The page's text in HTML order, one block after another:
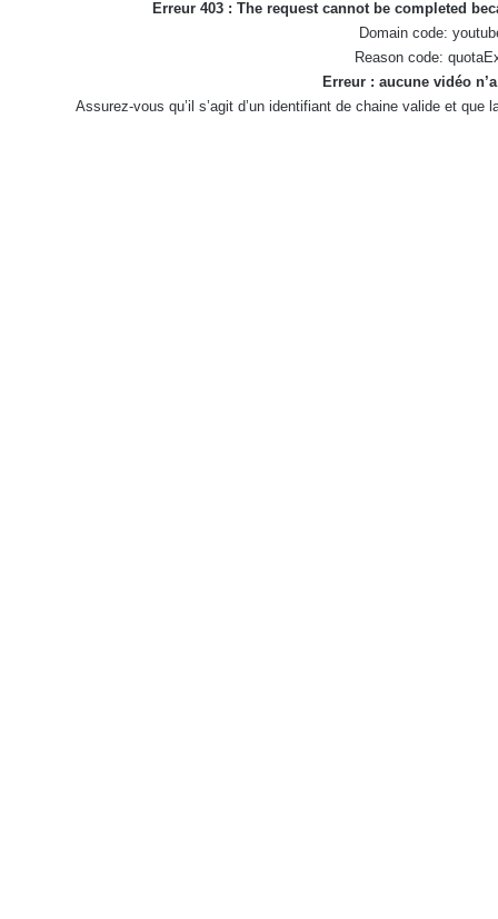
Erreur 403 : The request cannot be completed
Domain code:
Reason code:
Erreur : aucune vidéo
Assurez-vous qu’il s’agit d’un identifiant de chaine valide et